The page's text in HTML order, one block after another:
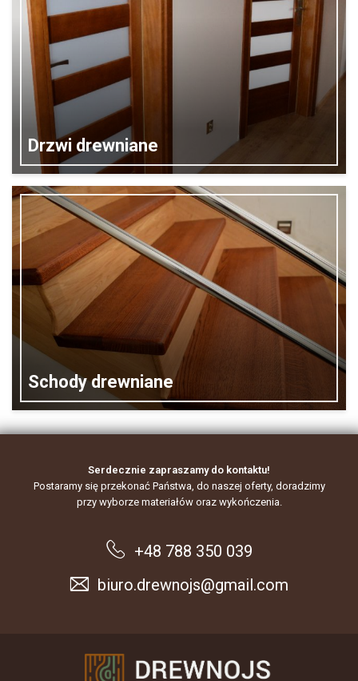
Drzwi drewniane
Schody drewniane
Serdecznie zapraszamy do kontaktu!
Postaramy się przekonać Państwa, do naszej oferty, doradzimy
przy wyborze materiałów oraz wykończenia.
+48 788 350 039
biuro.drewnojs@gmail.com